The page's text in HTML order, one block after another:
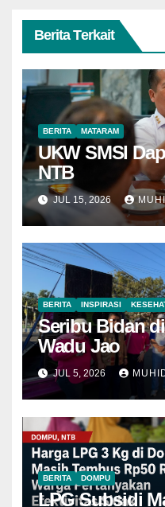
Berita Terkait
BERITA MATARAM
UKW SMSI
NTB
JUL 15, 2026
BERITA INSPIRASI
Seribu Bidan
Wadu Jao
JUL 5, 2026
BERITA DOMPU
LPG Subsidi